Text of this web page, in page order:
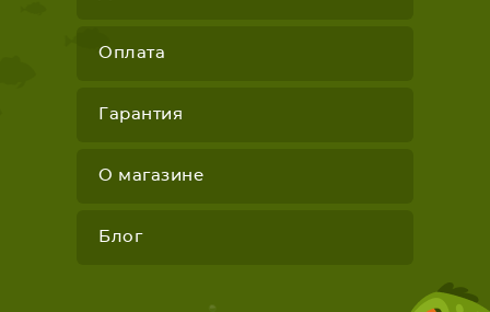
Оплата
Гарантия
О магазине
Блог